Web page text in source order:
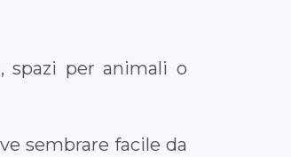
spazi per animali o
sembrare facile da